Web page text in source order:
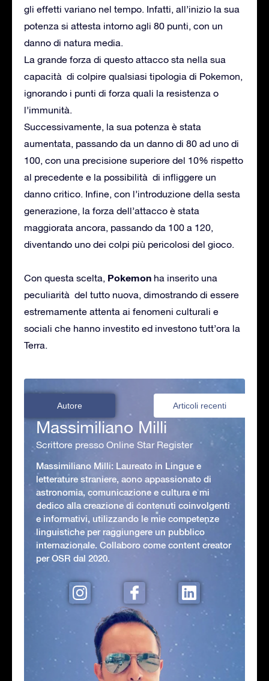
gli effetti variano nel tempo. Infatti, all’inizio la sua
potenza si attesta intorno agli 80 punti, con un
danno di natura media.
La grande forza di questo attacco sta nella sua
capacità di colpire qualsiasi tipologia di Pokemon,
ignorando i punti di forza quali la resistenza o
l’immunità.
Successivamente, la sua potenza è stata
aumentata, passando da un danno di 80 ad uno di
100, con una precisione superiore del 10% rispetto
al precedente e la possibilità di infliggere un
danno critico. Infine, con l’introduzione della sesta
generazione, la forza dell’attacco è stata
maggiorata ancora, passando da 100 a 120,
diventando uno dei colpi più pericolosi del gioco.
Con questa scelta, Pokemon ha inserito una
peculiarità del tutto nuova, dimostrando di essere
estremamente attenta ai fenomeni culturali e
sociali che hanno investito ed investono tutt’ora la
Terra.
Autore Articoli recenti
Massimiliano Milli
Scrittore presso Online Star Register
Massimiliano Milli: Laureato in Lingue e
letterature straniere, aono appassionato di
astronomia, comunicazione e cultura e mi
dedico alla creazione di contenuti coinvolgenti
e informativi, utilizzando le mie competenze
linguistiche per raggiungere un pubblico
internazionale. Collaboro come content creator
per OSR dal 2020.